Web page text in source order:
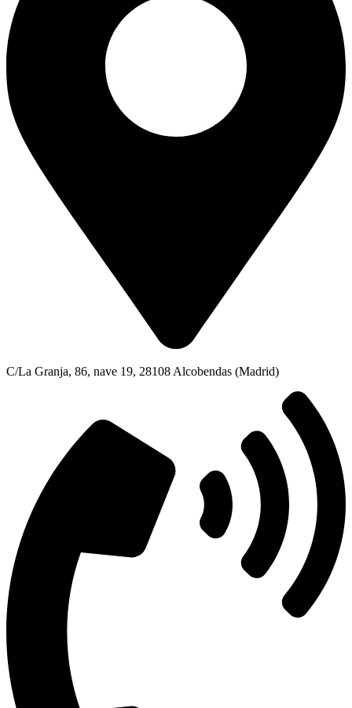
C/La Granja, 86, nave 19, 28108 Alcobendas (Madrid)